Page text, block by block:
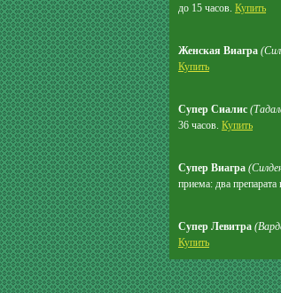
до 15 часов. Купить
Женская Виагра
Купить
Супер Сиалис
36 часов. Купить
Супер Виагра
приема: два препарата
Супер Левитра
Купить